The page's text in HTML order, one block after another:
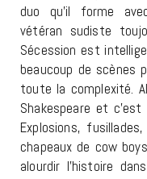
duo qu’il forme
vétéran sudiste
Sécession est
beaucoup de scènes
toute la complexité.
Shakespeare et
Explosions,
chapeaux de cow
alourdir l’histoire